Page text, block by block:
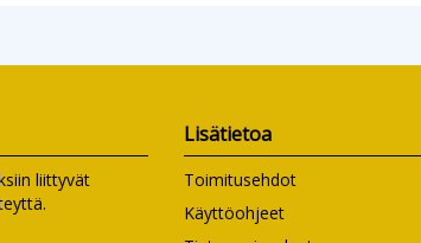
liittyvät
.
Lisätietoa
Toimitusehdot
Käyttöohjeet